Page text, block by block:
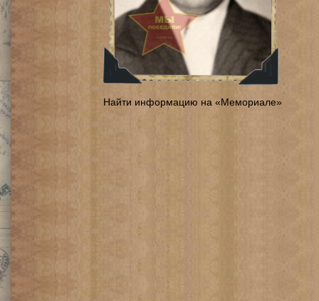
Найти информацию на «Мемориале»